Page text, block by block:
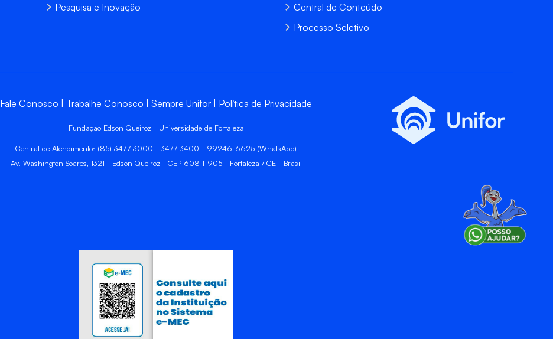
Pesquisa e Inovação
Central de Conteúdo
Processo Seletivo
Fale Conosco Trabalhe Conosco Sempre Unifor Política de Privacidade
Fundação Edson Queiroz | Universidade de Fortaleza
Central de Atendimento: (85) 3477-3000 | 3477-3400 | 99246-6625 (WhatsApp)
Av. Washington Soares, 1321 - Edson Queiroz - CEP 60811-905 - Fortaleza / CE - Brasil